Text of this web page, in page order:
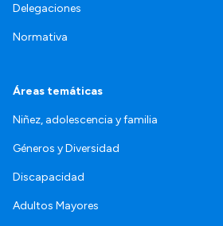
Delegaciones
Normativa
Áreas temáticas
Niñez, adolescencia y familia
Géneros y Diversidad
Discapacidad
Adultos Mayores